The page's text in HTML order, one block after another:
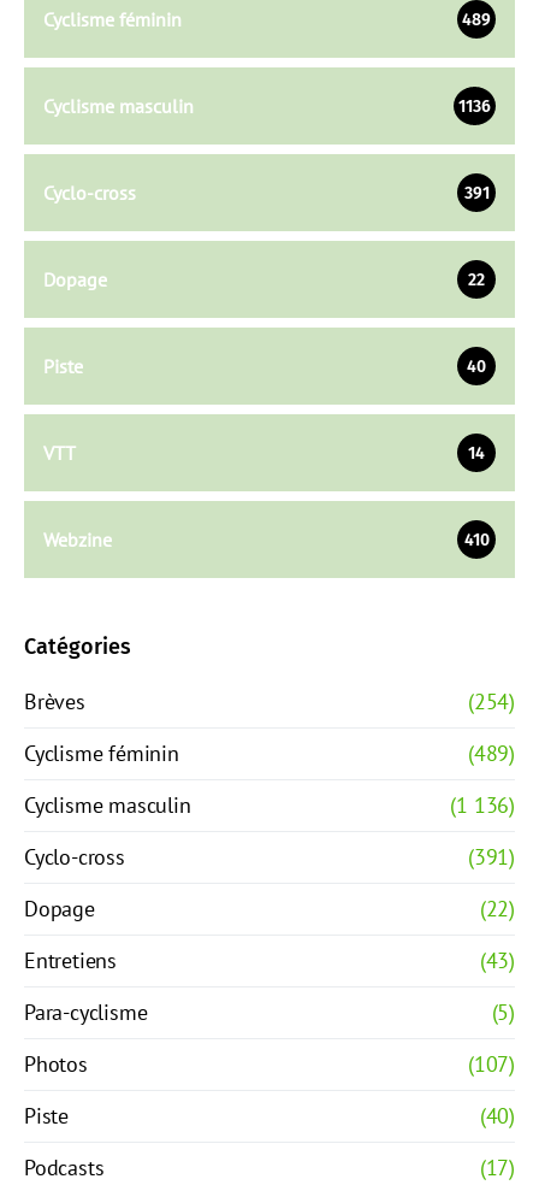
Cyclisme féminin 489
Cyclisme masculin 1136
Cyclo-cross 391
Dopage 22
Piste 40
VTT 14
Webzine 410
Catégories
Brèves
(254)
Cyclisme féminin
(489)
Cyclisme masculin
(1 136)
Cyclo-cross
(391)
Dopage
(22)
Entretiens
(43)
Para-cyclisme
(5)
Photos
(107)
Piste
(40)
Podcasts
(17)